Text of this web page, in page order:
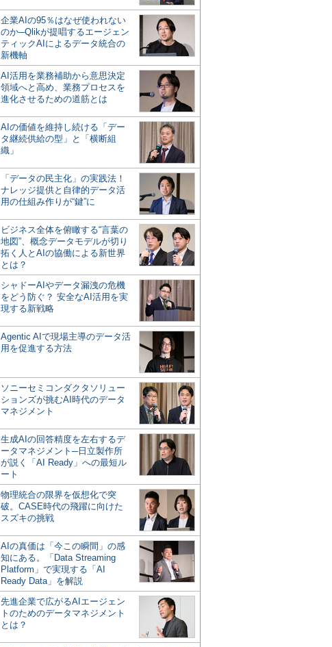
企業AIの95％はなぜ使われない
のか─Qlikが提唱するエージェン
ティックAIによるデータ統合の
新機軸
AI活用を業務補助から意思決定
領域へと高め、業務プロセスを
進化させるための道筋とは
AIの価値を維持し続ける「デー
タ継続供給の型」と「横断組
織」
「データの民主化」の実践法！
ナレッジ提供と自律的データ活
用の仕組み作りが“鍵”に
ビジネス全体を俯瞰する“言葉の
地図”、概念データモデルが切り
拓く人とAIの協働による新世界
とは？
シャドーAIやデータ漏洩の危機
をどう防ぐ？ 安全なAI活用を実
現する新戦略
Agentic AIで現場主導のデータ活
用を促進する方法
ソニーセミコンダクタソリュー
ションズが挑むAI時代のデータ
マネジメント
生成AIの回答精度を左右するデ
ータマネジメント─日立製作所
が説く「AI Ready」への最短ル
ート
物理統合の限界を仮想化で突
破。CASE時代の飛躍に向けた
スズキの挑戦
AIの真価は「今この瞬間」の感
知にある。「Data Streaming
Platform」で実現する「AI
Ready Data」を解説
先進企業で広がるAIエージェン
トのためのデータマネジメント
とは？